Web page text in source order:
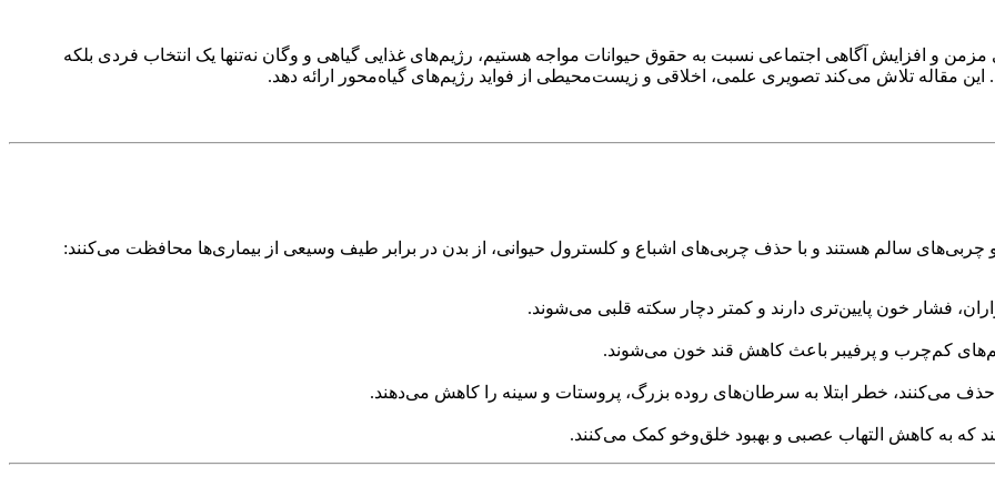
و افزایش آگاهی اجتماعی نسبت به حقوق حیوانات مواجه هستیم، رژیم‌های غذایی گیاهی و وگان نه‌تنها یک انتخاب فردی بلکه
تلاش می‌کند تصویری علمی، اخلاقی و زیست‌محیطی از فواید رژیم‌های گیاه‌محور ارائه دهد.
چربی‌های سالم هستند و با حذف چربی‌های اشباع و کلسترول حیوانی، از بدن در برابر طیف وسیعی از بیماری‌ها محافظت می‌کنند:
فشار خون پایین‌تری دارند و کمتر دچار سکته قلبی می‌شوند.
کم‌چرب و پرفیبر باعث کاهش قند خون می‌شوند.
می‌کنند، خطر ابتلا به سرطان‌های روده بزرگ، پروستات و سینه را کاهش می‌دهند.
که به کاهش التهاب عصبی و بهبود خلق‌وخو کمک می‌کنند.